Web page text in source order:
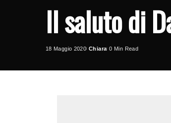
Il saluto di
18 Maggio 2020
Posted
Chiara 0 Min Read